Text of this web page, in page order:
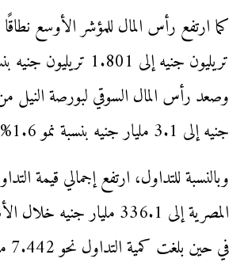
جنيه إلى 3.1 مليار جنيه بنسبة نمو 1.6%.
وبالنسبة للتداول، ارتفع إجمالي قيمة
المصرية إلى 336.1 مليار جنيه
في